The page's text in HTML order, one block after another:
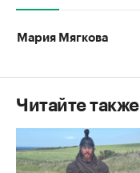
Мария Мягкова
Читайте также